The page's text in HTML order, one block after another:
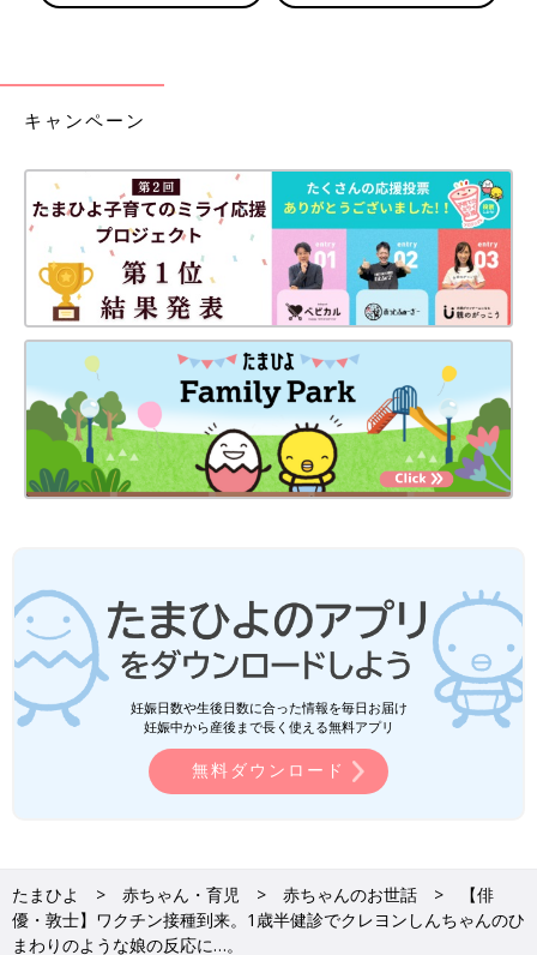
キャンペーン
妊娠日数や生後日数に合った情報を毎日お届け
妊娠中から産後まで長く使える無料アプリ
無料ダウンロード
たまひよ 赤ちゃん・育児 赤ちゃんのお世話
【俳
優・敦士】ワクチン接種到来。1歳半健診でクレヨンしんちゃんのひ
まわりのような娘の反応に…。